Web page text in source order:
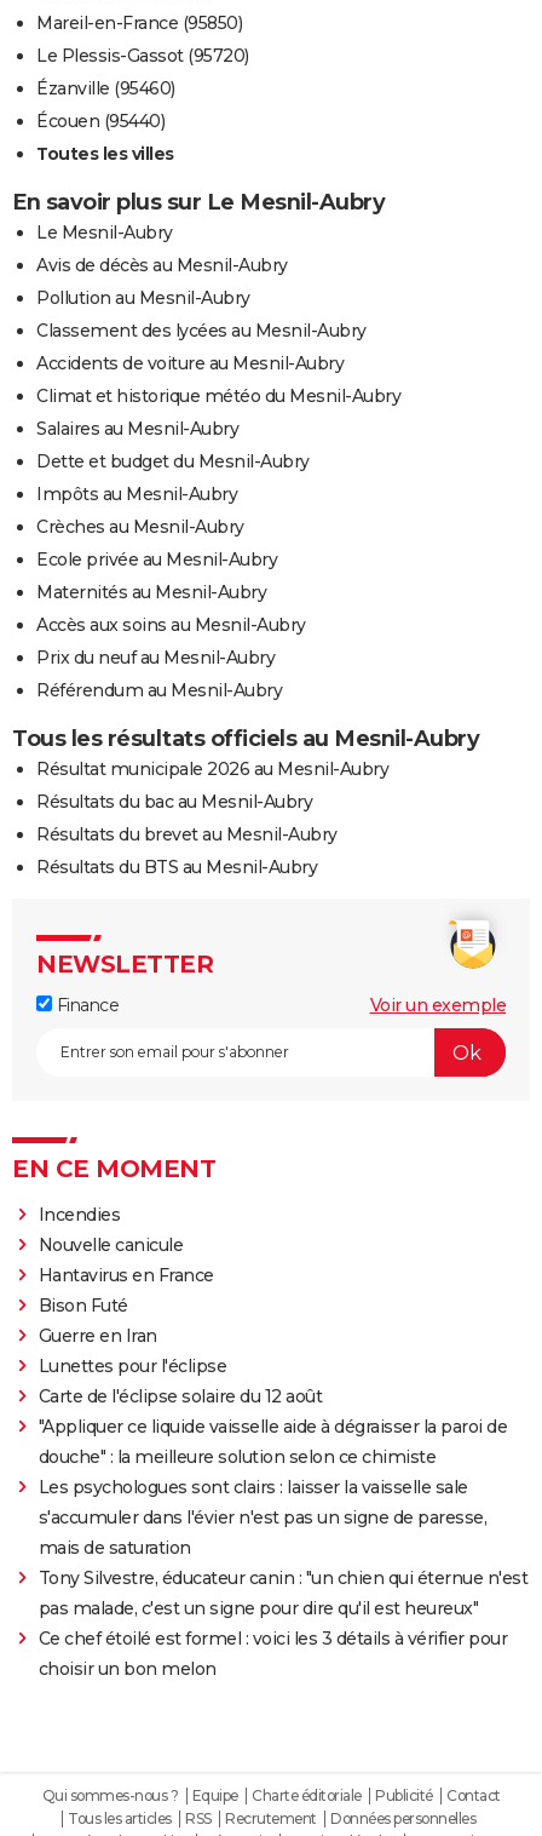
Mareil-en-France (95850)
Le Plessis-Gassot (95720)
Ézanville (95460)
Écouen (95440)
Toutes les villes
En savoir plus sur Le Mesnil-Aubry
Le Mesnil-Aubry
Avis de décès au Mesnil-Aubry
Pollution au Mesnil-Aubry
Classement des lycées au Mesnil-Aubry
Accidents de voiture au Mesnil-Aubry
Climat et historique météo du Mesnil-Aubry
Salaires au Mesnil-Aubry
Dette et budget du Mesnil-Aubry
Impôts au Mesnil-Aubry
Crèches au Mesnil-Aubry
Ecole privée au Mesnil-Aubry
Maternités au Mesnil-Aubry
Accès aux soins au Mesnil-Aubry
Prix du neuf au Mesnil-Aubry
Référendum au Mesnil-Aubry
Tous les résultats officiels au Mesnil-Aubry
Résultat municipale 2026 au Mesnil-Aubry
Résultats du bac au Mesnil-Aubry
Résultats du brevet au Mesnil-Aubry
Résultats du BTS au Mesnil-Aubry
NEWSLETTER
Finance Voir un exemple
EN CE MOMENT
Incendies
Nouvelle canicule
Hantavirus en France
Bison Futé
Guerre en Iran
Lunettes pour l'éclipse
Carte de l'éclipse solaire du 12 août
"Appliquer ce liquide vaisselle aide à dégraisser la paroi de
douche" : la meilleure solution selon ce chimiste
Les psychologues sont clairs : laisser la vaisselle sale
s'accumuler dans l'évier n'est pas un signe de paresse,
mais de saturation
Tony Silvestre, éducateur canin : "un chien qui éternue n'est
pas malade, c'est un signe pour dire qu'il est heureux"
Ce chef étoilé est formel : voici les 3 détails à vérifier pour
choisir un bon melon
Qui sommes-nous ? Equipe Charte éditoriale Publicité
Contact
Tous les articles
RSS Recrutement
Données personnelles